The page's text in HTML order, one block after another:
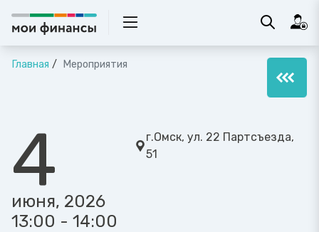
Главная Мероприятия
4
июня, 2026
13:00 - 14:00
г.Омск, ул. 22 Партсъезда,
51